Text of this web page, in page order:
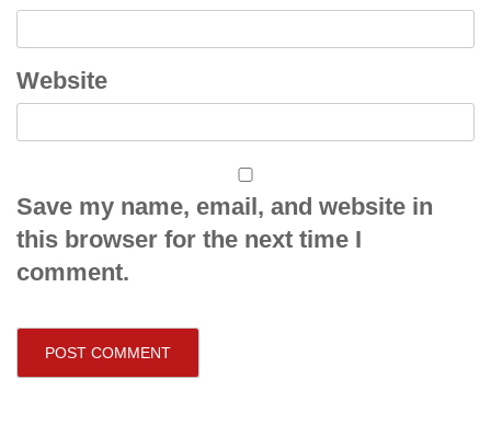
Website
Save my name, email, and website in
this browser for the next time I
comment.